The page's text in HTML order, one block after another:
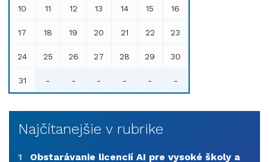
10 11 12 13 14 15 16
17 18 19 20 21 22 23
24 25 26 27 28 29 30
31 - - - - - -
Najčítanejšie v rubrike
1
Obstarávanie licencií AI pre vysoké školy a